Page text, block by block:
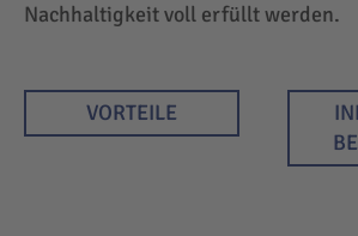
Nachhaltigkeit voll erfüllt werden.
VORTEILE